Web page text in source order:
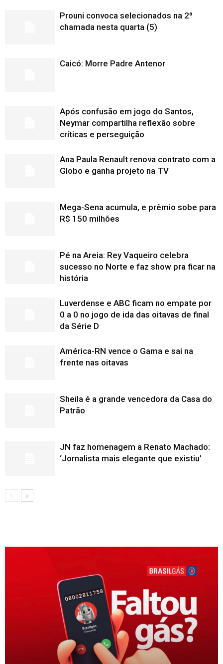
Prouni convoca selecionados na 2ª
chamada nesta quarta (5)
Caicó: Morre Padre Antenor
Após confusão em jogo do Santos,
Neymar compartilha reflexão sobre
críticas e perseguição
Ana Paula Renault renova contrato com a
Globo e ganha projeto na TV
Mega-Sena acumula, e prêmio sobe para
R$ 150 milhões
Pé na Areia: Rey Vaqueiro celebra
sucesso no Norte e faz show pra ficar na
história
Luverdense e ABC ficam no empate por
0 a 0 no jogo de ida das oitavas de final
da Série D
América-RN vence o Gama e sai na
frente nas oitavas
Sheila é a grande vencedora da Casa do
Patrão
JN faz homenagem a Renato Machado:
‘Jornalista mais elegante que existiu’